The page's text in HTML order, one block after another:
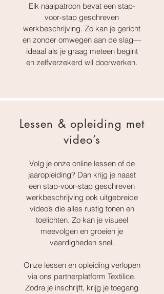
Elk naaipatroon bevat een stap-
voor-stap geschreven
werkbeschrijving. Zo kan je gericht
en zonder omwegen aan de slag—
ideaal als je graag meteen begint
en zelfverzekerd wil doorwerken.
Lessen & opleiding met
video’s
Volg je onze online lessen of de
jaaropleiding? Dan krijg je naast
een stap-voor-stap geschreven
werkbeschrijving ook uitgebreide
video’s die alles rustig tonen en
toelichten. Zo kan je visueel
meevolgen en groeien je
vaardigheden snel.
Onze lessen en opleiding verlopen
via ons partnerplatform Textilice.
Zodra je inschrijft, krijg je toegang